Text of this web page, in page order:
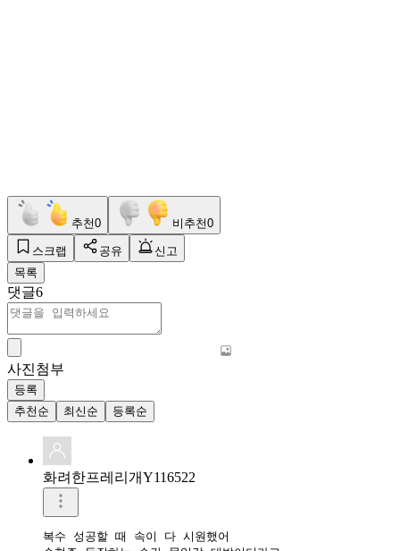
추천0 비추천0
스크랩 공유
신고
목록
댓글6
사진첨부
등록
추천순
최신순 등록순
화려한프레리개Y116522
복수 성공할 때 속이 다 시원했어